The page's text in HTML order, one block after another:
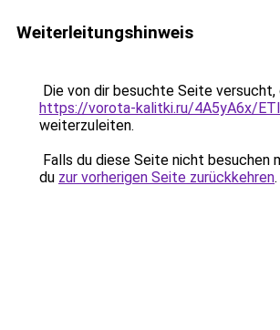
Weiterleitungshinweis
Die von dir besuchte Seite versucht,
https://vorota-kalitki.ru/4A5yA6x/
weiterzuleiten.
Falls du diese Seite nicht besuchen
du zur vorherigen Seite zurückkehren.